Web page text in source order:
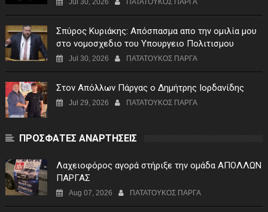
Jul 30, 2026 ΠΑΤΑΤΟΥΚΟΣ ΠΑΡΓΑ
Σπύρος Κυριάκης: Απόσπασμα απο την ομιλία μου
στο νομοσχεδιο του Υπουργειο Πολιτισμου
Jul 30, 2026 ΠΑΤΑΤΟΥΚΟΣ ΠΑΡΓΑ
Στον Απόλλων Πάργας ο Δημήτρης Ιορδανίδης
Jul 29, 2026 ΠΑΤΑΤΟΥΚΟΣ ΠΑΡΓΑ
ΠΡΟΣΦΑΤΕΣ ΑΝΑΡΤΗΣΕΙΣ
Λαχειοφόρος αγορά στήριξε την ομάδα ΑΠΟΛΛΩΝ
ΠΑΡΓΑΣ
Aug 07, 2026 ΠΑΤΑΤΟΥΚΟΣ ΠΑΡΓΑ